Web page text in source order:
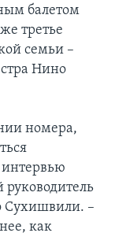
балетом
третье
семьи –
Нино
номера,
интервью
Сухишвили. –
как